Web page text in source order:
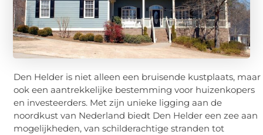
Den Helder is niet alleen een bruisende kustplaats, maar
ook een aantrekkelijke bestemming voor huizenkopers
en investeerders. Met zijn unieke ligging aan de
noordkust van Nederland biedt Den Helder een zee aan
mogelijkheden, van schilderachtige stranden tot